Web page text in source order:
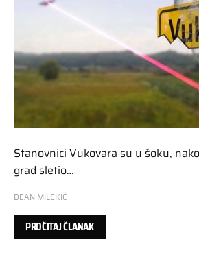
Stanovnici Vukovara su u šoku,
grad sletio…
DEAN MILEKIĆ
PROČITAJ ČLANAK